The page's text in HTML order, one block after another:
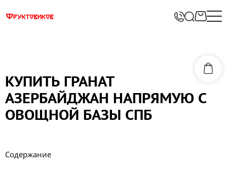
КУПИТЬ ГРАНАТ
АЗЕРБАЙДЖАН НАПРЯМУЮ С
ОВОЩНОЙ БАЗЫ СПБ
Содержание